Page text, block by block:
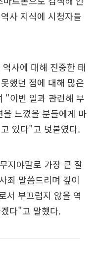
사 지식에 시청자들
사에 대해 진중한 태
했던 점에 대해 많은
"이번 일과 관련해 부
느꼈을 분들에게 마
있다"고 덧붙였다.
지야말로 가장 큰 잘
죄 말씀드리며 깊이
서 부끄럽지 않을 역
다"고 말했다.